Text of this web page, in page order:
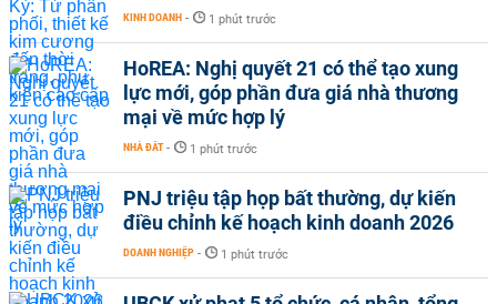
KINH DOANH - 1 phút trước
HoREA: Nghị quyết 21 có thể tạo xung
lực mới, góp phần đưa giá nhà thương
mại về mức hợp lý
NHÀ ĐẤT - 1 phút trước
PNJ triệu tập họp bất thường, dự kiến
điều chỉnh kế hoạch kinh doanh 2026
DOANH NGHIỆP - 1 phút trước